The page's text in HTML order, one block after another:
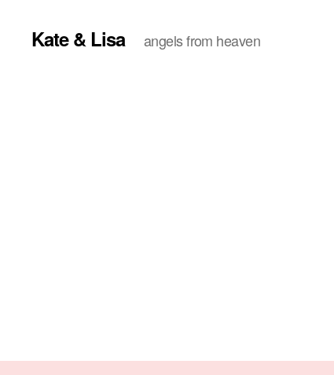
Kate & Lisa angels from heaven